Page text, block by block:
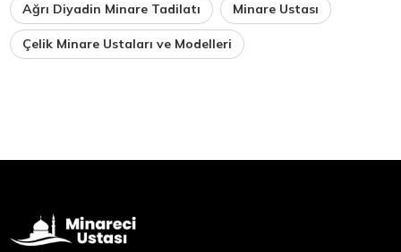
Ağrı Diyadin Minare Tadilatı Minare Ustası
Çelik Minare Ustaları ve Modelleri